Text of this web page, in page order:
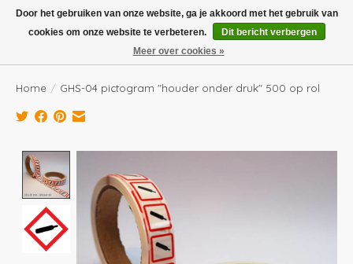
Boven de €100,- gratis verzending! Vóór 14.00 besteld, volgende dag in huis!
Verlanglijst
Home / GHS-04 pictogram "houder onder druk" 500 op rol
Door het gebruiken van onze website, ga je akkoord met het gebruik van
cookies om onze website te verbeteren.
Dit bericht verbergen
Meer over cookies »